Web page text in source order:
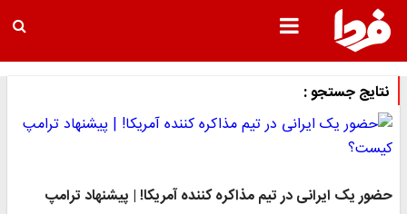
نتایج جستجو :
حضور یک ایرانی در تیم مذاکره کننده آمریکا! | پیشنهاد ترامپ